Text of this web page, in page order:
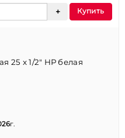
Купить
25 x 1/2" НР белая
г.